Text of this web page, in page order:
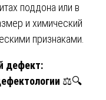
поддона или в
и химический
признаками.
дефект:
⚖️🔍